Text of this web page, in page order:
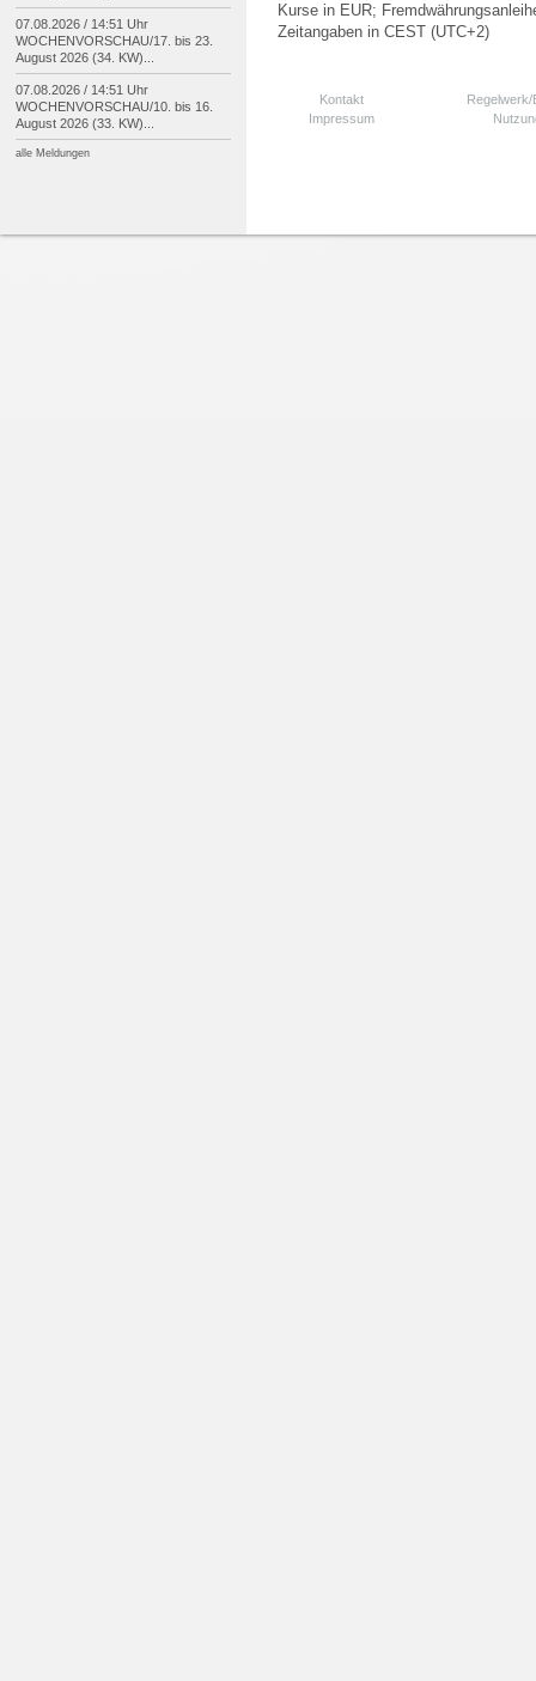
Kurse in EUR;
Zeitangaben in CEST (UTC+2)
Kontakt
Impressum
07.08.2026 / 14:51 Uhr
WOCHENVORSCHAU/17. bis 23.
August 2026 (34. KW)...
07.08.2026 / 14:51 Uhr
WOCHENVORSCHAU/10. bis 16.
August 2026 (33. KW)...
alle Meldungen